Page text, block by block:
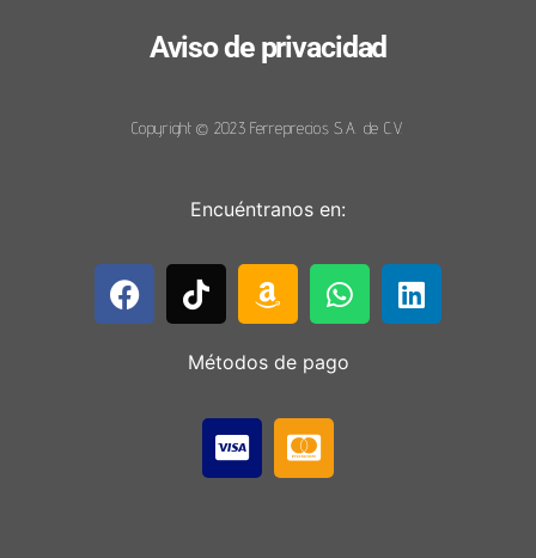
Aviso de privacidad
Copyright © 2023 Ferreprecios S.A. de C.V.
Encuéntranos en:
Métodos de pago